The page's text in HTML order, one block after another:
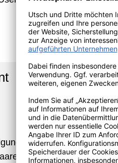
Production
über einzelne
oder ganze Serien per